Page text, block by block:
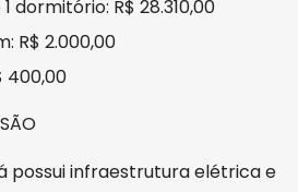
dormitório: R$ 28.310,00
R$ 2.000,00
400,00
possui infraestrutura elétrica e